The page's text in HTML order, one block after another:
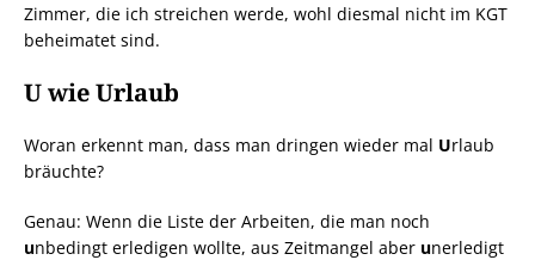
Zimmer, die ich streichen werde, wohl diesmal nicht im KGT
beheimatet sind.
U wie Urlaub
Woran erkennt man, dass man dringen wieder mal Urlaub
bräuchte?
Genau: Wenn die Liste der Arbeiten, die man noch
unbedingt erledigen wollte, aus Zeitmangel aber unerledigt